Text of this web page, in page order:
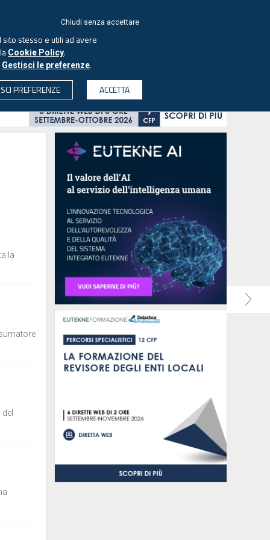
& SOCIETÀ PROFESSIONI
la
Chiudi senza accettare
stesso e utili ad avere
Cookie Policy.
Gestisci le preferenze.
PREFERENZE
ACCETTA